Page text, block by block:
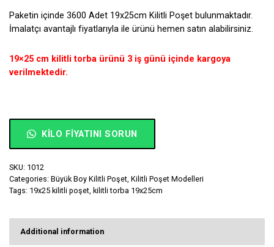
Paketin içinde 3600 Adet 19x25cm Kilitli Poşet bulunmaktadır.
İmalatçı avantajlı fiyatlarıyla ile ürünü hemen satın alabilirsiniz.
19×25 cm kilitli torba ürünü 3 iş günü içinde kargoya
verilmektedir.
KILO FIYATINI SORUN
SKU: 1012
Categories: Büyük Boy Kilitli Poşet Kilitli Poşet Modelleri
Tags: 19x25 kilitli poşet kilitli torba 19x25cm
Additional information